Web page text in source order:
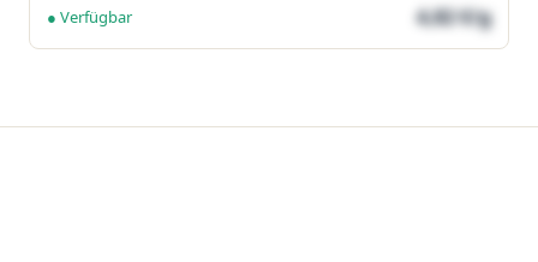
● Verfügbar 4,82 €/g